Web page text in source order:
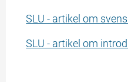
SLU - artikel om
SLU - artikel om